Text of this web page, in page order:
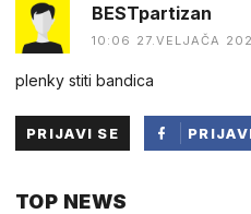
BESTpartizan
10:06 27.VELJAČA
plenky stiti bandica
PRIJAVI SE
TOP NEWS